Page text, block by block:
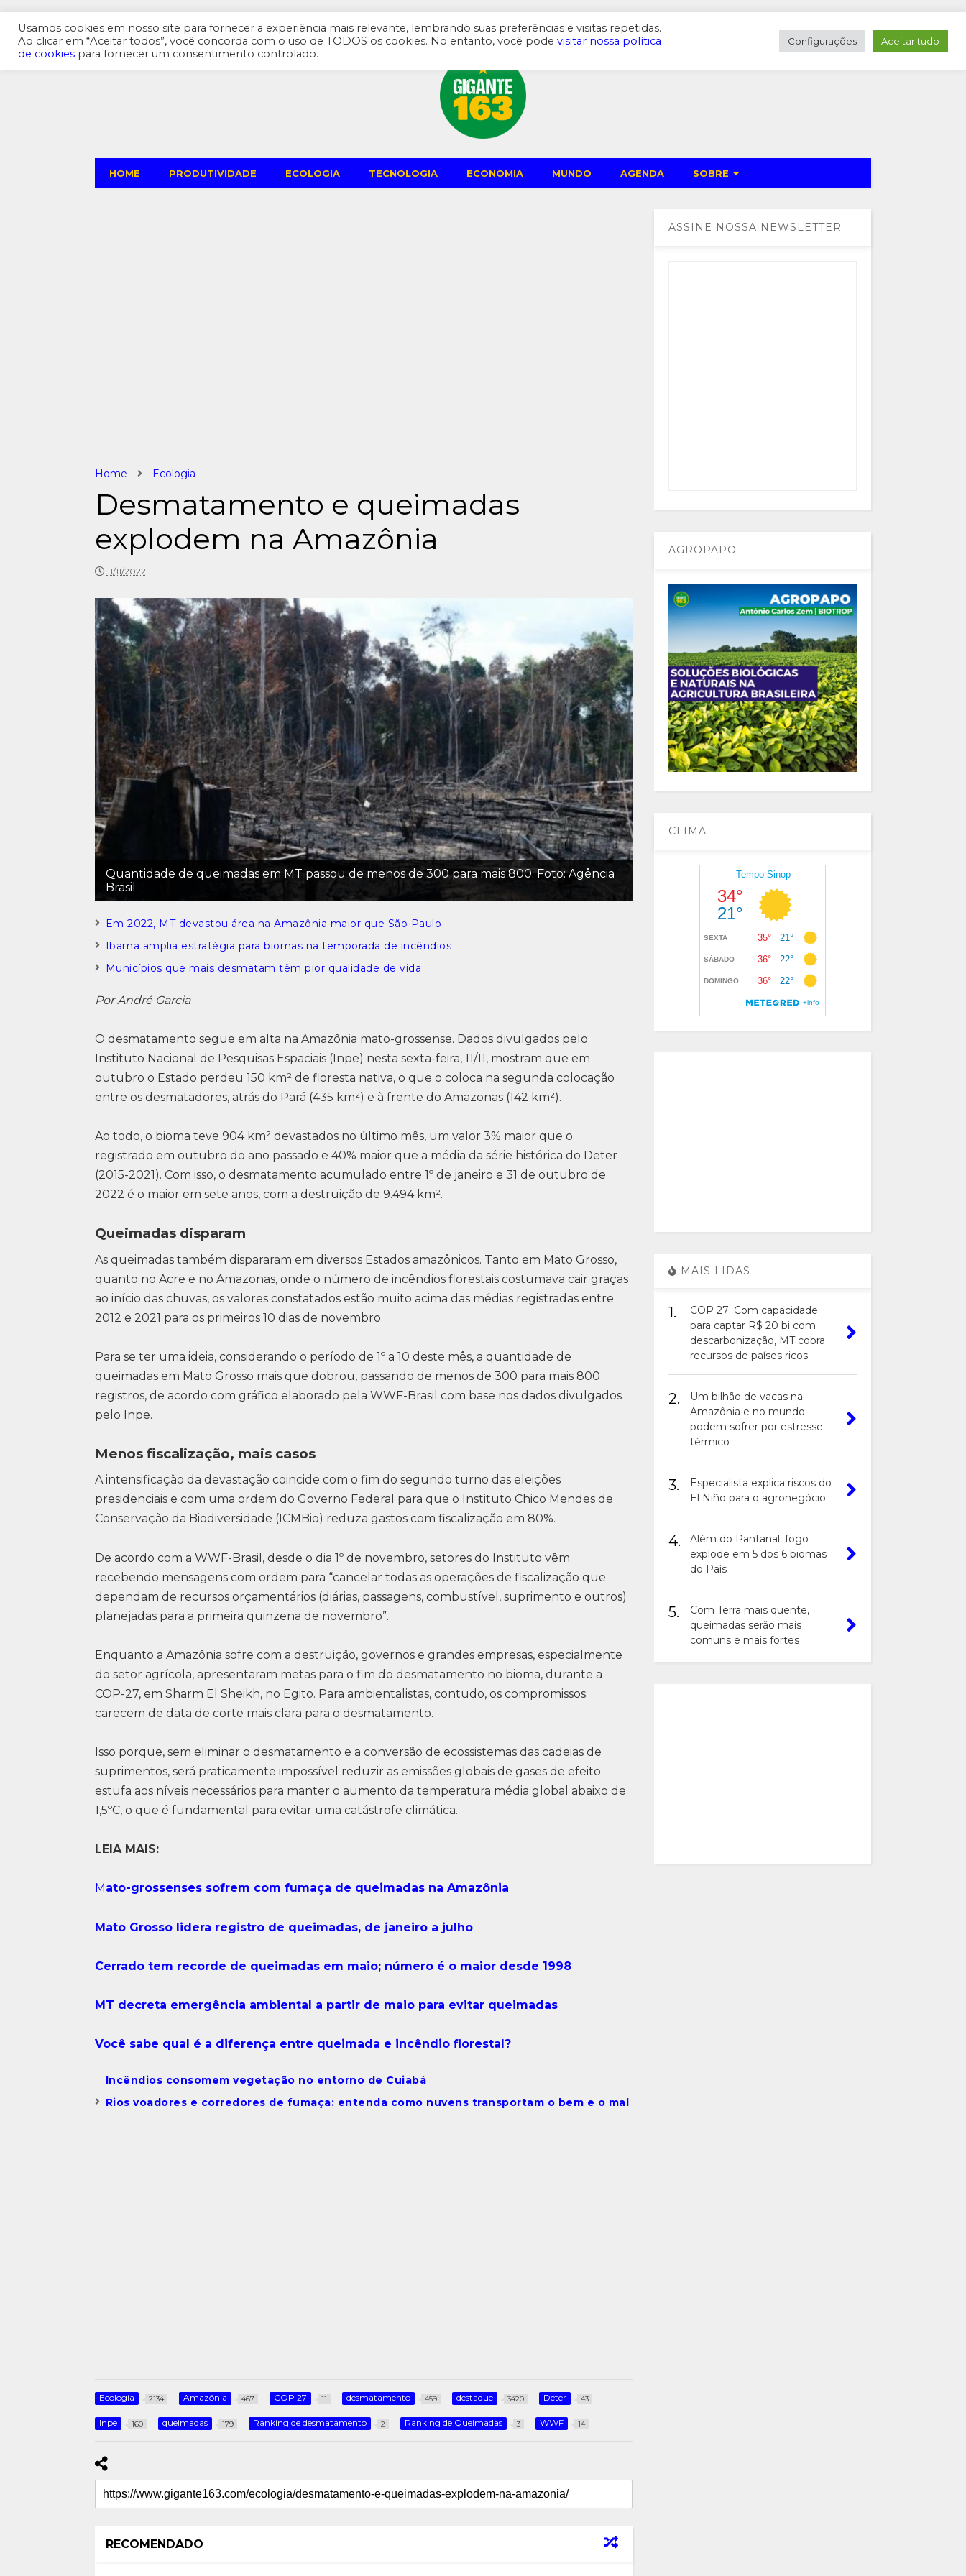
Produtividade Ecologia Tecnologia Economia Mundo Agenda
HOME PRODUTIVIDADE ECOLOGIA TECNOLOGIA ECONOMIA MUNDO AGENDA SOBRE
Home Ecologia
Desmatamento e queimadas
explodem na Amazônia
11/11/2022
Quantidade de queimadas em MT passou de menos de 300 para mais 800. Foto: Agência
Brasil
Em 2022, MT devastou área na Amazônia maior que São Paulo
Ibama amplia estratégia para biomas na temporada de incêndios
Municípios que mais desmatam têm pior qualidade de vida
Por André Garcia
O desmatamento segue em alta na Amazônia mato-grossense. Dados divulgados pelo
Instituto Nacional de Pesquisas Espaciais (Inpe) nesta sexta-feira, 11/11, mostram que em
outubro o Estado perdeu 150 km² de floresta nativa, o que o coloca na segunda colocação
entre os desmatadores, atrás do Pará (435 km²) e à frente do Amazonas (142 km²).
Ao todo, o bioma teve 904 km² devastados no último mês, um valor 3% maior que o
registrado em outubro do ano passado e 40% maior que a média da série histórica do Deter
(2015-2021). Com isso, o desmatamento acumulado entre 1º de janeiro e 31 de outubro de
2022 é o maior em sete anos, com a destruição de 9.494 km².
Queimadas disparam
As queimadas também dispararam em diversos Estados amazônicos. Tanto em Mato Grosso,
quanto no Acre e no Amazonas, onde o número de incêndios florestais costumava cair graças
ao início das chuvas, os valores constatados estão muito acima das médias registradas entre
2012 e 2021 para os primeiros 10 dias de novembro.
Para se ter uma ideia, considerando o período de 1º a 10 deste mês, a quantidade de
queimadas em Mato Grosso mais que dobrou, passando de menos de 300 para mais 800
registros, de acordo com gráfico elaborado pela WWF-Brasil com base nos dados divulgados
pelo Inpe.
Menos fiscalização, mais casos
A intensificação da devastação coincide com o fim do segundo turno das eleições
presidenciais e com uma ordem do Governo Federal para que o Instituto Chico Mendes de
Conservação da Biodiversidade (ICMBio) reduza gastos com fiscalização em 80%.
De acordo com a WWF-Brasil, desde o dia 1º de novembro, setores do Instituto vêm
recebendo mensagens com ordem para “cancelar todas as operações de fiscalização que
dependam de recursos orçamentários (diárias, passagens, combustível, suprimento e outros)
planejadas para a primeira quinzena de novembro”.
Enquanto a Amazônia sofre com a destruição, governos e grandes empresas, especialmente
do setor agrícola, apresentaram metas para o fim do desmatamento no bioma, durante a
COP-27, em Sharm El Sheikh, no Egito. Para ambientalistas, contudo, os compromissos
carecem de data de corte mais clara para o desmatamento.
Isso porque, sem eliminar o desmatamento e a conversão de ecossistemas das cadeias de
suprimentos, será praticamente impossível reduzir as emissões globais de gases de efeito
estufa aos níveis necessários para manter o aumento da temperatura média global abaixo de
1,5ºC, o que é fundamental para evitar uma catástrofe climática.
LEIA MAIS:
M ato-grossenses sofrem com fumaça de queimadas na Amazônia
Mato Grosso lidera registro de queimadas, de janeiro a julho
Cerrado tem recorde de queimadas em maio; número é o maior desde 1998
MT decreta emergência ambiental a partir de maio para evitar queimadas
Você sabe qual é a diferença entre queimada e incêndio florestal?
Incêndios consomem vegetação no entorno de Cuiabá
Rios voadores e corredores de fumaça: entenda como nuvens transportam o bem e o mal
Ecologia 2134 Amazônia 467 COP 27 11 desmatamento 459 destaque 3420 Deter 43
Inpe 160 queimadas 179 Ranking de desmatamento 2 Ranking de Queimadas 3 WWF 14
RECOMENDADO
ASSINE NOSSA NEWSLETTER
AGROPAPO
CLIMA
MAIS LIDAS
1.
COP 27: Com capacidade
para captar R$ 20 bi com
descarbonização, MT cobra
recursos de países ricos
2.
Um bilhão de vacas na
Amazônia e no mundo
podem sofrer por estresse
térmico
3.
Especialista explica riscos do
El Niño para o agronegócio
4.
Além do Pantanal: fogo
explode em 5 dos 6 biomas
do País
5.
Com Terra mais quente,
queimadas serão mais
comuns e mais fortes
Usamos cookies em nosso site para fornecer a experiência mais relevante, lembrando suas preferências e visitas repetidas.
Ao clicar em “Aceitar todos”, você concorda com o uso de TODOS os cookies. No entanto, você pode visitar nossa política
de cookies para fornecer um consentimento controlado.
Configurações Aceitar tudo